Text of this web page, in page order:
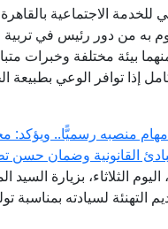
للخدمة الاجتماعية
به من دور رئيس في تربية
بيئة مختلفة وخبرات
إذا توافر الوعي بطبيعة
منصبه رسميًّا.. ويؤكد:
القانونية وضمان حسن
الثلاثاء، بزيارة السيد
لسيادته بمناسبة